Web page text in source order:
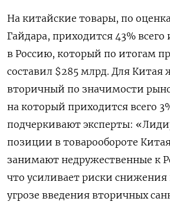
На китайские товары, по
Гайдара, приходится 43%
в Россию, который по итогам
составил $285 млрд. Для Китая
вторичный по значимости
на который приходится всего
подчеркивают эксперты:
позиции в товарообороте
занимают недружественные к
что усиливает риски снижения
угрозе введения вторичных